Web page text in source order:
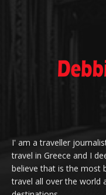
I' am a traveller
travel in Greece and I
believe that is the most
travel all over the world